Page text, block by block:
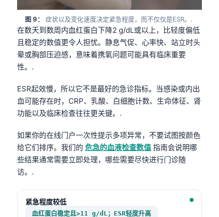
图 9： 症状以及变化速度决定紧急程度，而不仅仅是ESR。.
在数天到数周内血红蛋白下降2 g/dL或以上，比轻度偏低
且稳定的数值更令人担忧。静息气促、心率快、站立时头
晕或胸部压迫感，意味着携氧问题可能具有临床重要
性。.
ESR起效慢，所以它不是最好的急诊指标。当感染或内出
血可能存在时，CRP、乳酸、白细胞计数、生命体征、肾
功能以及临床检查往往更关键。.
如果你的在线门户一次性提示多项异常，不要试图按颜色
给它们排序。我们的 危急的血液检查数值 指南会说明哪
些结果通常需要立即处理，哪些需要尽快进行门诊随
访。.
紧急程度较低
血红蛋白稳定且>11 g/dL；ESR轻度升高
Русский
Lietuvių kalba
한국어
Slovenščina
Shqip
বাংলা
తెలుగు
தமிழ்